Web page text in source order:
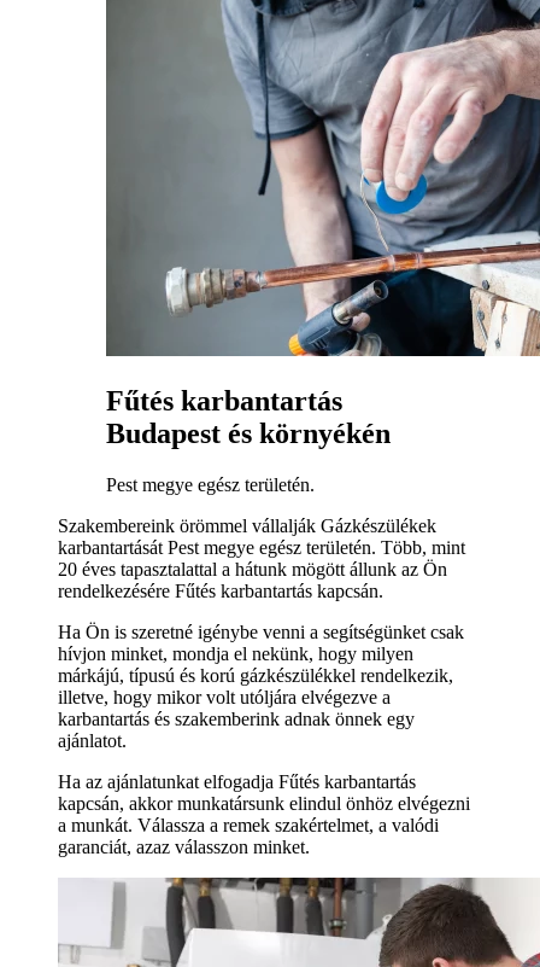
Fűtés karbantartás
Budapest és környékén
Pest megye egész területén.
Szakembereink örömmel vállalják Gázkészülékek
karbantartását Pest megye egész területén. Több, mint
20 éves tapasztalattal a hátunk mögött állunk az Ön
rendelkezésére Fűtés karbantartás kapcsán.
Ha Ön is szeretné igénybe venni a segítségünket csak
hívjon minket, mondja el nekünk, hogy milyen
márkájú, típusú és korú gázkészülékkel rendelkezik,
illetve, hogy mikor volt utóljára elvégezve a
karbantartás és szakemberink adnak önnek egy
ajánlatot.
Ha az ajánlatunkat elfogadja Fűtés karbantartás
kapcsán, akkor munkatársunk elindul önhöz elvégezni
a munkát. Válassza a remek szakértelmet, a valódi
garanciát, azaz válasszon minket.